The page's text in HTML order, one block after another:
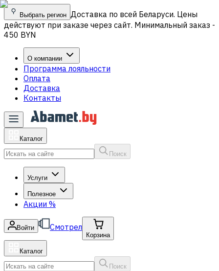
Выбрать регион Доставка по всей Беларуси. Цены
действуют при заказе через сайт. Минимальный заказ -
450 BYN
О компании
Программа лояльности
Оплата
Доставка
Контакты
Каталог
Поиск
Услуги
Полезное
Акции %
Войти Смотрел
Корзина
Каталог
Поиск